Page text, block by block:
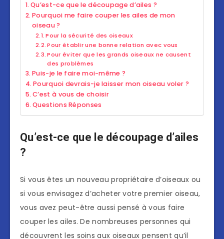
Qu’est-ce que le découpage d’ailes ?
Pourquoi me faire couper les ailes de mon
oiseau ?
Pour la sécurité des oiseaux
Pour établir une bonne relation avec vous
Pour éviter que les grands oiseaux ne causent
des problèmes
Puis-je le faire moi-même ?
Pourquoi devrais-je laisser mon oiseau voler ?
C’est à vous de choisir
Questions Réponses
Qu’est-ce que le découpage d’ailes
?
Si vous êtes un nouveau propriétaire d’oiseaux ou
si vous envisagez d’acheter votre premier oiseau,
vous avez peut-être aussi pensé à vous faire
couper les ailes. De nombreuses personnes qui
découvrent les soins aux oiseaux pensent qu’il